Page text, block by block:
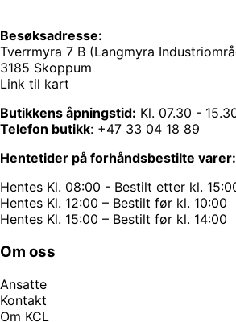
Besøksadresse:
Tverrmyra 7 B (Langmyra
3185 Skoppum
Link til kart
Butikkens åpningstid: Kl. 07.30 -
Telefon butikk: +47 33 04 18 89
Hentetider på forhåndsbestilte varer:
Hentes Kl. 08:00 - Bestilt etter kl.
Hentes Kl. 12:00 – Bestilt før kl. 10:00
Hentes Kl. 15:00 – Bestilt før kl. 14:00
Om oss
Ansatte
Kontakt
Om KCL